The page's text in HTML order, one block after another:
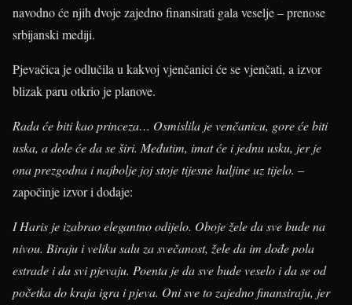
navodno će njih dvoje zajedno finansirati gala veselje – prenose
srbijanski mediji.
Pjevačica je odlučila u kakvoj vjenčanici će se vjenčati, a izvor
blizak paru otkrio je planove.
Rada će biti kao princeza… Osmislila je venčanicu, gore će biti
uska, a dole će da se širi. Međutim, imat će i jednu usku, jer je
ona prezgodna i najbolje joj stoje tijesne haljine uz tijelo. –
započinje izvor i dodaje:
I Haris je izabrao elegantno odijelo. Oboje žele da sve bude na
nivou. Biraju i veliku salu za svečanost, žele da im dođe pola
estrade i da svi pjevaju. Poenta je da sve bude veselo i da se od
početka do kraja igra i pjeva. Oni sve to zajedno finansiraju, jer